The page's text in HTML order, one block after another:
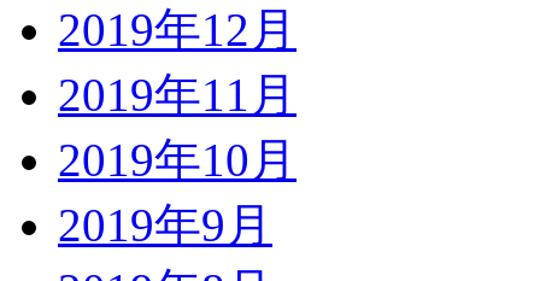
2019年12月
2019年11月
2019年10月
2019年9月